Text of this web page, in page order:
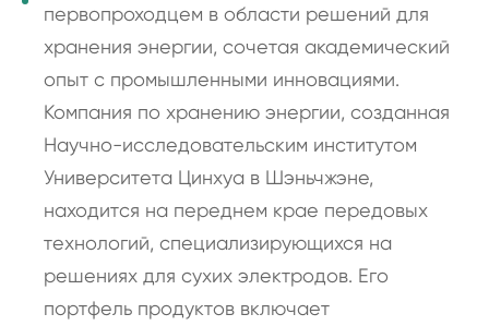
первопроходцем в области решений для
хранения энергии, сочетая академический
опыт с промышленными инновациями.
Компания по хранению энергии, созданная
Научно-исследовательским институтом
Университета Цинхуа в Шэньчжэне,
находится на переднем крае передовых
технологий, специализирующихся на
решениях для сухих электродов. Его
портфель продуктов включает